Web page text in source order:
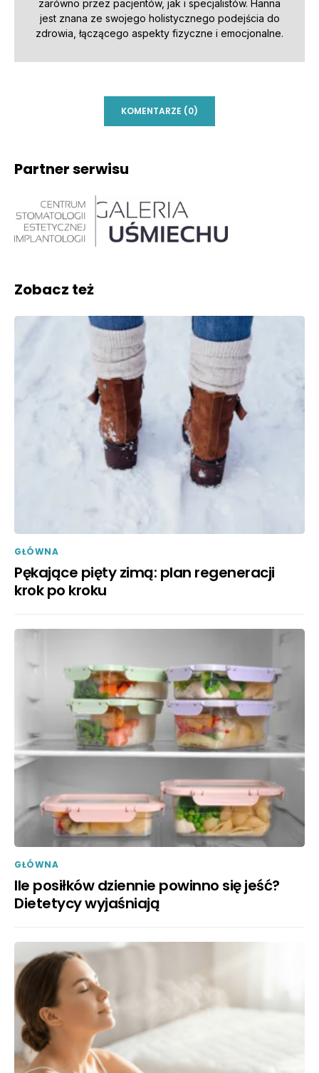
zarówno przez pacjentów, jak i specjalistów. Hanna
jest znana ze swojego holistycznego podejścia do
zdrowia, łączącego aspekty fizyczne i emocjonalne.
KOMENTARZE (0)
Partner serwisu
Zobacz też
GŁÓWNA
Pękające pięty zimą: plan regeneracji
krok po kroku
GŁÓWNA
Ile posiłków dziennie powinno się jeść?
Dietetycy wyjaśniają